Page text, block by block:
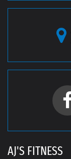
AJ'S FITNESS